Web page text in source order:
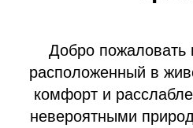
Добро пожаловать
расположенный в
комфорт и
невероятными